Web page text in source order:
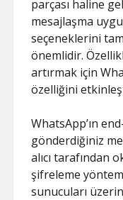
parçası haline
mesajlaşma
seçeneklerini
önemlidir.
artırmak için
özelliğini
WhatsApp’ın
gönderdiğiniz
alıcı tarafından
şifreleme
sunucuları